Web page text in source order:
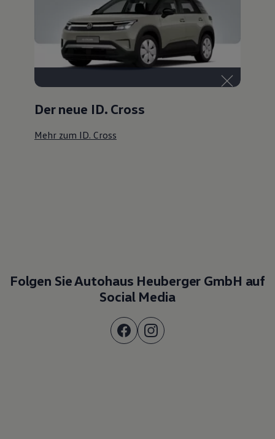
Der neue ID. Cross
Mehr zum ID. Cross
Folgen Sie Autohaus Heuberger GmbH auf
Social Media